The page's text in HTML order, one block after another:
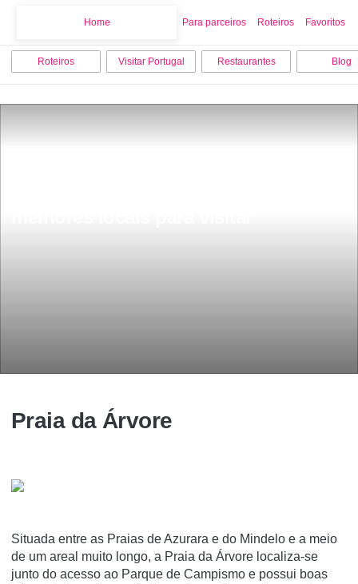
Home Para parceiros Roteiros Favoritos
Roteiros Visitar Portugal Restaurantes Blog
Praia da Árvore
Situada entre as Praias de Azurara e do Mindelo e a meio
de um areal muito longo, a Praia da Árvore localiza-se
junto do acesso ao Parque de Campismo e possui boas